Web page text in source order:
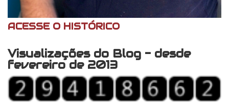
ACESSE O HISTÓRICO
Visualizações do Blog - desde
fevereiro de 2013